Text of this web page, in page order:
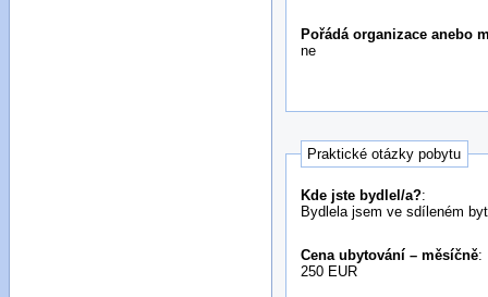
Pořádá organizace anebo
ne
Praktické otázky pobytu
Kde jste bydlel/a?:
Bydlela jsem ve sdíleném
Cena ubytování – měsíčně:
250 EUR